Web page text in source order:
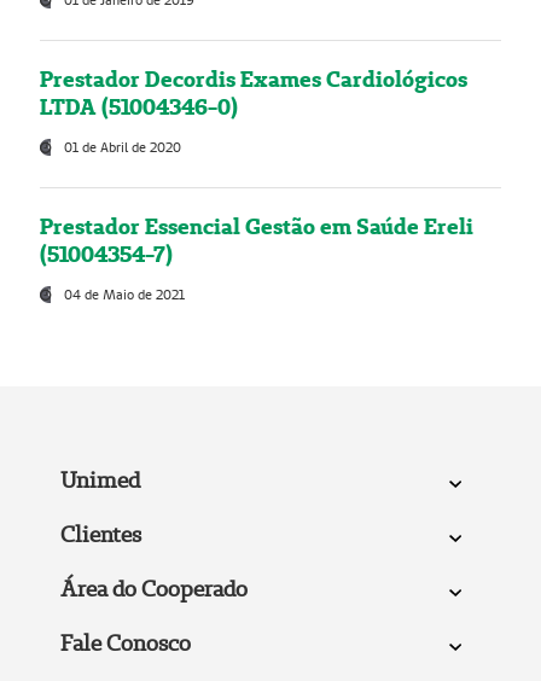
Prestador Decordis Exames Cardiológicos
LTDA (51004346-0)
01 de Abril de 2020
Prestador Essencial Gestão em Saúde Ereli
(51004354-7)
04 de Maio de 2021
Unimed
Clientes
Área do Cooperado
Fale Conosco